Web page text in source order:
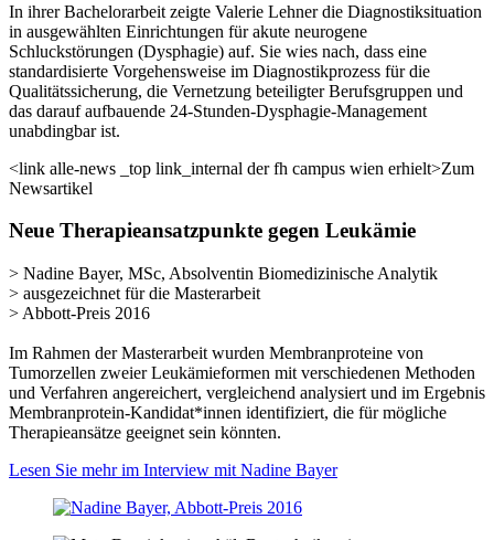
In ihrer Bachelorarbeit zeigte Valerie Lehner die Diagnostiksituation
in ausgewählten Einrichtungen für akute neurogene
Schluckstörungen (Dysphagie) auf. Sie wies nach, dass eine
standardisierte Vorgehensweise im Diagnostikprozess für die
Qualitätssicherung, die Vernetzung beteiligter Berufsgruppen und
das darauf aufbauende 24-Stunden-Dysphagie-Management
unabdingbar ist.
<link alle-news _top link_internal der fh campus wien erhielt>Zum
Newsartikel
Neue Therapieansatzpunkte gegen Leukämie
> Nadine Bayer, MSc, Absolventin Biomedizinische Analytik
> ausgezeichnet für die Masterarbeit
> Abbott-Preis 2016
Im Rahmen der Masterarbeit wurden Membranproteine von
Tumorzellen zweier Leukämieformen mit verschiedenen Methoden
und Verfahren angereichert, vergleichend analysiert und im Ergebnis
Membranprotein-Kandidat*innen identifiziert, die für mögliche
Therapieansätze geeignet sein könnten.
Lesen Sie mehr im Interview mit Nadine Bayer